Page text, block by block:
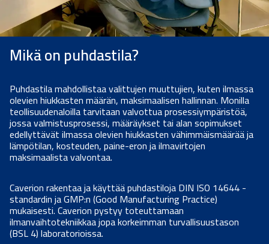
Mikä on puhdastila?
Puhdastila mahdollistaa valittujen muuttujien, kuten ilmassa
olevien hiukkasten määrän, maksimaalisen hallinnan. Monilla
teollisuudenaloilla tarvitaan valvottua prosessiympäristöä,
jossa valmistusprosessi, määräykset tai alan sopimukset
edellyttävät ilmassa olevien hiukkasten vähimmäismäärää ja
lämpötilan, kosteuden, paine-eron ja ilmavirtojen
maksimaalista valvontaa.
Caverion rakentaa ja käyttää puhdastiloja DIN ISO 14644 -
standardin ja GMP:n (Good Manufacturing Practice)
mukaisesti. Caverion pystyy toteuttamaan
ilmanvaihtotekniikkaa jopa korkeimman turvallisuustason
(BSL 4) laboratorioissa.